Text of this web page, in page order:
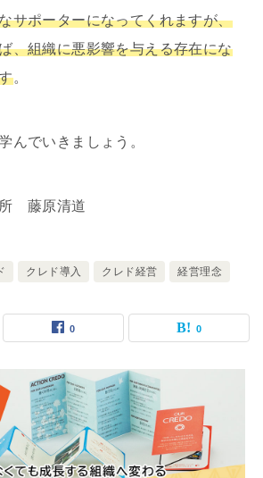
サポーターになってくれますが、
、組織に悪影響を与える存在にな
。
んでいきましょう。
藤原清道
クレド導入 クレド経営 経営理念
0 0